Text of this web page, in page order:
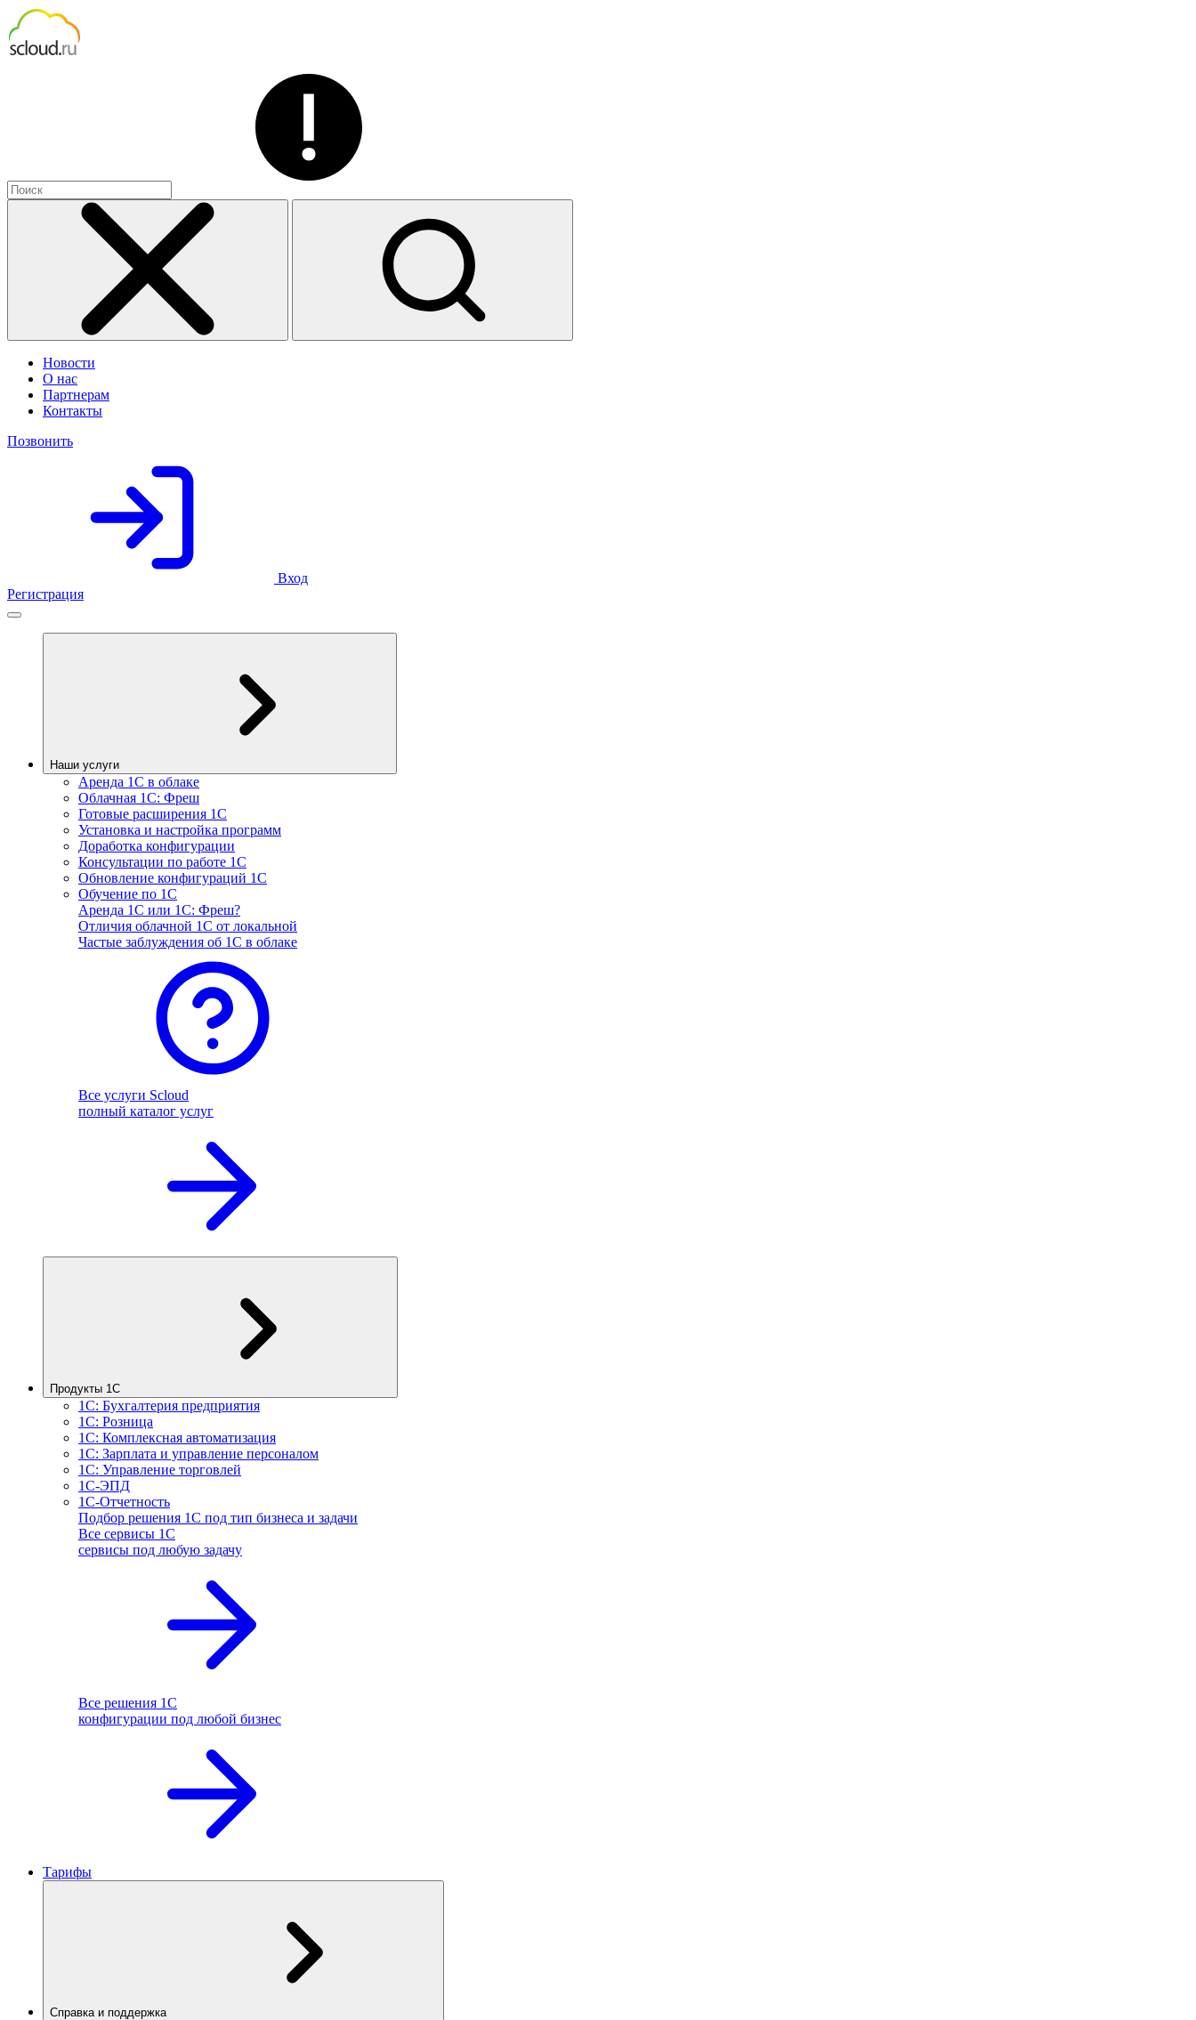
Новости
О нас
Партнерам
Контакты
Позвонить
Вход
Регистрация
Наши услуги
Аренда 1С в облаке
Облачная 1С: Фреш
Готовые расширения 1С
Установка и настройка программ
Доработка конфигурации
Консультации по работе 1С
Обновление конфигураций 1С
Обучение по 1С
Аренда 1С или 1С: Фреш?
Отличия облачной 1С от локальной
Частые заблуждения об 1С в облаке
Все услуги Scloud
полный каталог услуг
Продукты 1С
1С: Бухгалтерия предприятия
1С: Розница
1С: Комплексная автоматизация
1С: Зарплата и управление персоналом
1С: Управление торговлей
1С-ЭПД
1С-Отчетность
Подбор решения 1С под тип бизнеса и задачи
Все сервисы 1С
сервисы под любую задачу
Все решения 1С
конфигурации под любой бизнес
Тарифы
Справка и поддержка